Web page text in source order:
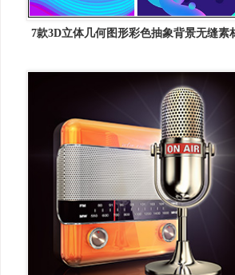
7款3D立体几何图形彩色抽象背景无缝素